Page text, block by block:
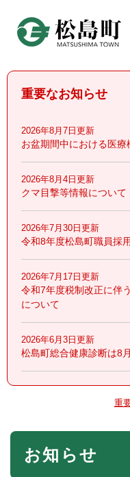
頭
重要なお知らせ
2026年8月7日更新
お盆期間中における医
2026年8月4日更新
クマ目撃等情報について
2026年7月30日更新
令和8年度松島町職員採
2026年7月17日更新
令和7年度税制改正に伴
について
2026年6月3日更新
松島町総合健康診断は8
重
本
お知らせ